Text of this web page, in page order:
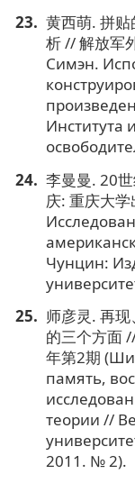
黄西萌. 拼
析 // 解放军
Симэн.
Института
李曼曼. 20
庆: 重庆大
Чунцин:
师彦灵. 再
的三个方面
年第2期
память,
теории //
2011. № 2).